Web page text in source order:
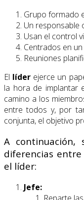
Grupo formado
Un responsable
Usan el control
Centrados en
Reuniones
El líder ejerce un
la hora de implantar
camino a los
entre todos y, por
conjunta, el objetivo
A continuación,
diferencias
el líder:
Jefe: